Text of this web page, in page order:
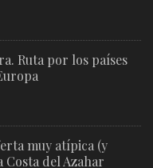
Ruta por los países
muy atípica (y
Costa del Azahar